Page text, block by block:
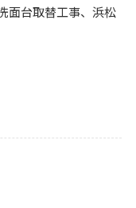
面台取替工事、浜松